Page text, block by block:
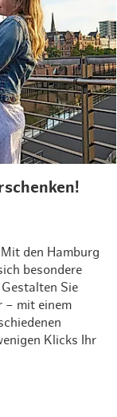
den Hamburg
besondere
Sie
– mit einem
Klicks Ihr